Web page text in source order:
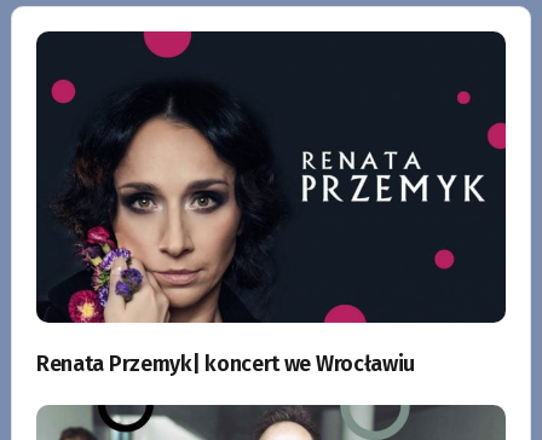
Renata Przemyk| koncert we Wrocławiu